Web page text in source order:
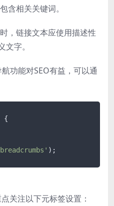
含相关关键词。
，链接文本应使用描述性
字。
功能对SEO有益，可以通
{
关注以下元标签设置：